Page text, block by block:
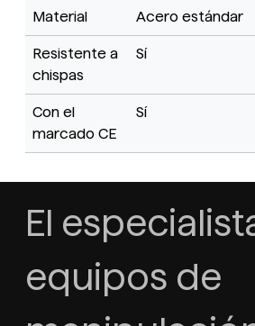
Material Acero estándar
Resistente a
chispas
Sí
Con el
marcado CE
Sí
El
equipos de